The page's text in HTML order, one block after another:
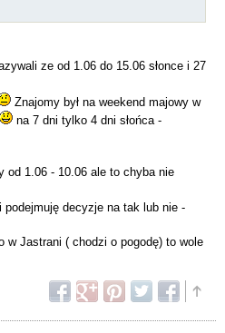
ze od 1.06 do 15.06 słonce i 27
Znajomy był na weekend majowy w
na 7 dni tylko 4 dni słońca -
od 1.06 - 10.06 ale to chyba nie
podejmuję decyzje na tak lub nie -
w Jastrani ( chodzi o pogodę) to wole